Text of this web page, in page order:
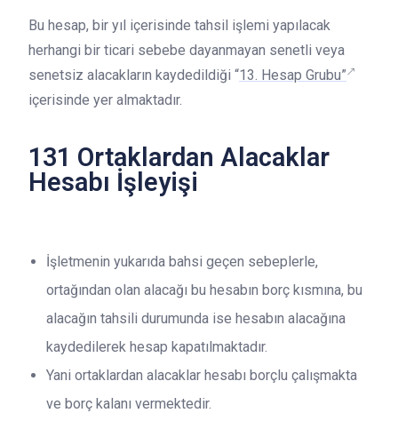
Bu hesap, bir yıl içerisinde tahsil işlemi yapılacak
herhangi bir ticari sebebe dayanmayan senetli veya
senetsiz alacakların kaydedildiği “13. Hesap Grubu”
içerisinde yer almaktadır.
131 Ortaklardan Alacaklar
Hesabı İşleyişi
İşletmenin yukarıda bahsi geçen sebeplerle,
ortağından olan alacağı bu hesabın borç kısmına, bu
alacağın tahsili durumunda ise hesabın alacağına
kaydedilerek hesap kapatılmaktadır.
Yani ortaklardan alacaklar hesabı borçlu çalışmakta
ve borç kalanı vermektedir.